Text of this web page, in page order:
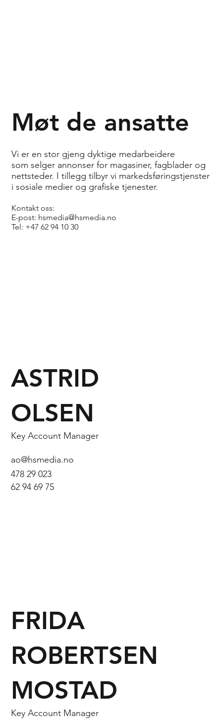
Møt de ansatte
Vi er en stor gjeng dyktige medarbeidere
som selger annonser for magasiner, fagblader og
nettsteder. I tillegg tilbyr vi markedsføringstjenster
i sosiale medier og grafiske tjenester.
Kontakt oss:
E-post: hsmedia@hsmedia.no
Tel: +47 62 94 10 30
ASTRID
OLSEN
Key Account Manager
ao@hsmedia.no
478 29 023
62 94 69 75
FRIDA
ROBERTSEN
MOSTAD
Key Account Manager